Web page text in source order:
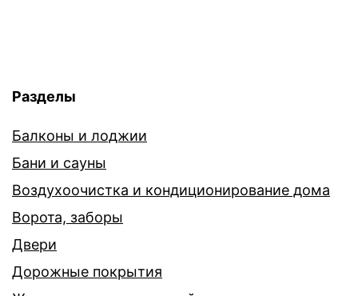
Разделы
Балконы и лоджии
Бани и сауны
Воздухоочистка и кондиционирование дома
Ворота, заборы
Двери
Дорожные покрытия